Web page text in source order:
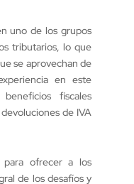
uno de los grupos
tributarios, lo que
se aprovechan de
en este
fiscales
de IVA
para ofrecer a los
de los desafíos y